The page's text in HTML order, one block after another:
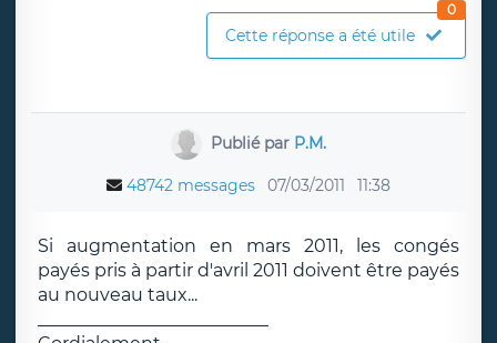
Cette réponse a été utile
0
Publié par P.M.
48742 messages 07/03/2011 11:38
Si augmentation en mars 2011, les congés
payés pris à partir d'avril 2011 doivent être payés
au nouveau taux...